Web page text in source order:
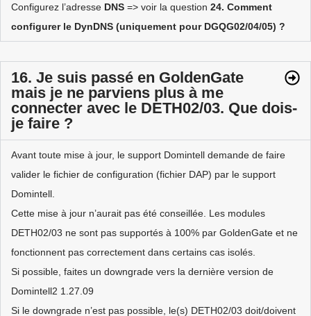
Configurez l’adresse DNS => voir la question 24. Comment
configurer le DynDNS (uniquement pour DGQG02/04/05) ?
16. Je suis passé en GoldenGate
mais je ne parviens plus à me
connecter avec le DETH02/03. Que dois-
je faire ?
Avant toute mise à jour, le support Domintell demande de faire
valider le fichier de configuration (fichier DAP) par le support
Domintell.
Cette mise à jour n’aurait pas été conseillée. Les modules
DETH02/03 ne sont pas supportés à 100% par GoldenGate et ne
fonctionnent pas correctement dans certains cas isolés.
Si possible, faites un downgrade vers la dernière version de
Domintell2 1.27.09
Si le downgrade n’est pas possible, le(s) DETH02/03 doit/doivent